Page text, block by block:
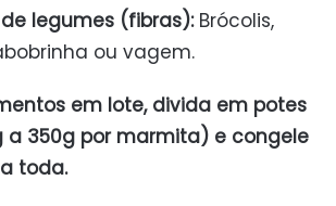
legumes (fibras):Brócolis,
ou vagem.
em lote, divida em potes
a 350g por marmita) e congele
toda.